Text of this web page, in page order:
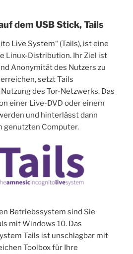
dem USB Stick, Tails
Live System“ (Tails), ist eine
Linux-Distribution. Ihr Ziel ist
Anonymität des Nutzers zu
setzt Tails
des Tor-Netzwerks. Das
einer Live-DVD oder einem
und hinterlässt dann
genutzten Computer.
Betriebssystem sind Sie
mit Windows 10. Das
Tails ist unschlagbar mit
Toolbox für Ihre